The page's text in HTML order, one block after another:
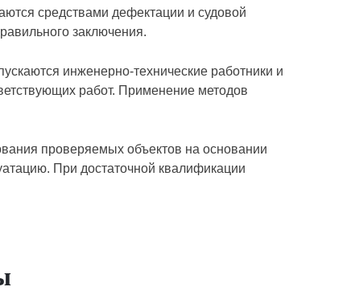
средствами дефектации и судовой
заключения.
инженерно-технические работники и
работ. Применение методов
проверяемых объектов на основании
При достаточной квалификации